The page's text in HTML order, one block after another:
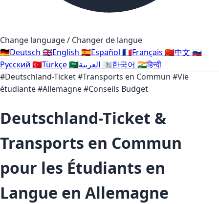
Change language / Changer de langue
🇩🇪Deutsch 🇬🇧English 🇪🇸Español 🇫🇷Français 🇨🇳中文 🇷🇺
Русский 🇹🇷Türkçe🇸🇦 🇰🇷한국어 🇮🇳हिन्दी
#Deutschland-Ticket#Transports en Commun #Vie
étudiante#Allemagne#Conseils Budget
Deutschland-Ticket &
Transports en Commun
pour les Étudiants en
Langue en Allemagne